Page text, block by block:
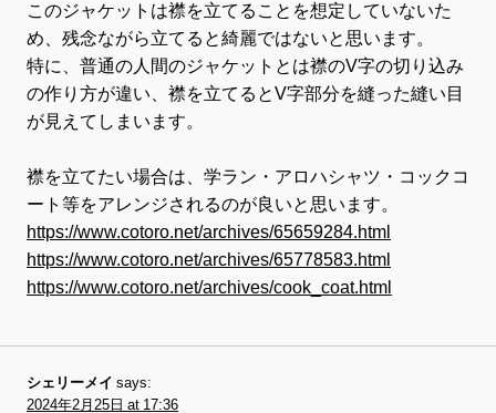
このジャケットは襟を立てることを想定していないた
め、残念ながら立てると綺麗ではないと思います。
特に、普通の人間のジャケットとは襟のV字の切り込み
の作り方が違い、襟を立てるとV字部分を縫った縫い目
が見えてしまいます。
襟を立てたい場合は、学ラン・アロハシャツ・コックコ
ート等をアレンジされるのが良いと思います。
https://www.cotoro.net/archives/65659284.html
https://www.cotoro.net/archives/65778583.html
https://www.cotoro.net/archives/cook_coat.html
シェリーメイ says:
2024年2月25日 at 17:36